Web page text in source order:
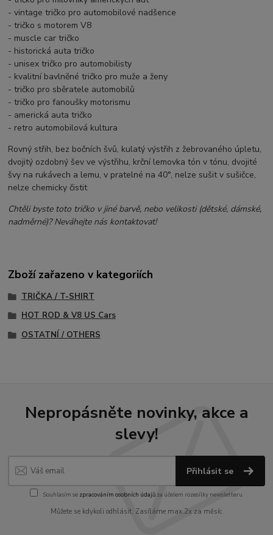
- vintage tričko pro automobilové nadšence
- tričko s motorem V8
- muscle car tričko
- historická auta tričko
- unisex tričko pro automobilisty
- kvalitní bavlněné tričko pro muže a ženy
- tričko pro sběratele automobilů
- tričko pro fanoušky motorismu
- americká auta tričko
- retro automobilová kultura
Rovný střih, bez bočních švů, kulatý výstřih z žebrovaného úpletu,
dvojitý ozdobný šev ve výstřihu, krční lemovka tón v tónu, dvojité
švy na rukávech a lemu, v pratelné na 40°, nelze sušit v sušičce,
nelze chemicky čistit
Chtěli byste toto tričko v jiné barvě, nebo velikosti (dětské, dámské,
nadměrné)? Neváhejte nás kontaktovat!
Zboží zařazeno v kategoriích
TRIČKA / T-SHIRT
HOT ROD & V8 US Cars
OSTATNÍ / OTHERS
Nepropásněte novinky, akce a
slevy!
Přihlásit se
Souhlasím se zpracováním osobních údajůza účelem rozesílky newsletteru.
Můžete se kdykoli odhlásit. Zasíláme max.2x za měsíc